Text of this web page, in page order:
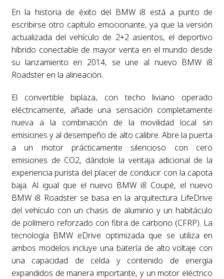
En la historia de éxito del BMW i8 está a punto de
escribirse otro capítulo emocionante, ya que la versión
actualizada del vehículo de 2+2 asientos, el deportivo
híbrido conectable de mayor venta en el mundo desde
su lanzamiento en 2014, se une al nuevo BMW i8
Roadster en la alineación.
El convertible biplaza, con techo liviano operado
eléctricamente, añade una sensación completamente
nueva a la combinación de la movilidad local sin
emisiones y al desempeño de alto calibre. Abre la puerta
a un motor prácticamente silencioso con cero
emisiones de CO2, dándole la ventaja adicional de la
experiencia purista del placer de conducir con la capota
baja. Al igual que el nuevo BMW i8 Coupé, el nuevo
BMW i8 Roadster se basa en la arquitectura LifeDrive
del vehículo con un chasis de aluminio y un habitáculo
de polímero reforzado con fibra de carbono (CFRP). La
tecnología BMW eDrive optimizada que se utiliza en
ambos modelos incluye una batería de alto voltaje con
una capacidad de celda y contenido de energía
expandidos de manera importante, y un motor eléctrico